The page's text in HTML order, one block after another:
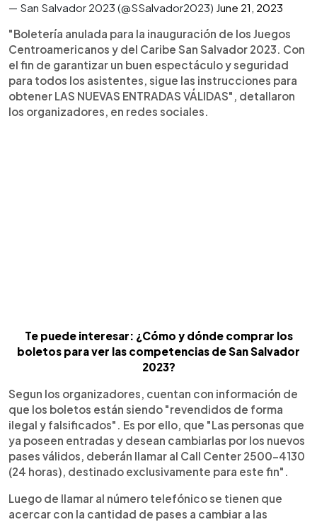
— San Salvador 2023 (@SSalvador2023) June 21, 2023
"Boletería anulada para la inauguración de los Juegos
Centroamericanos y del Caribe San Salvador 2023. Con
el fin de garantizar un buen espectáculo y seguridad
para todos los asistentes, sigue las instrucciones para
obtener LAS NUEVAS ENTRADAS VÁLIDAS", detallaron
los organizadores, en redes sociales.
Te puede interesar: ¿Cómo y dónde comprar los
boletos para ver las competencias de San Salvador
2023?
Segun los organizadores, cuentan con información de
que los boletos están siendo "revendidos de forma
ilegal y falsificados". Es por ello, que "Las personas que
ya poseen entradas y desean cambiarlas por los nuevos
pases válidos, deberán llamar al Call Center 2500-4130
(24 horas), destinado exclusivamente para este fin".
Luego de llamar al número telefónico se tienen que
acercar con la cantidad de pases a cambiar a las